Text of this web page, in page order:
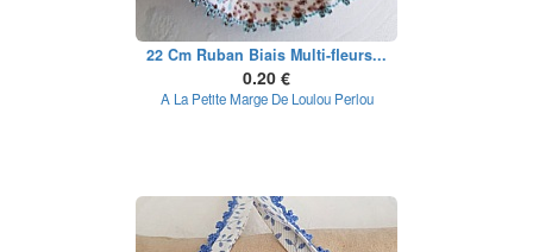
22 Cm Ruban Biais Multi-fleurs...
0.20 €
A La Petite Marge De Loulou Perlou